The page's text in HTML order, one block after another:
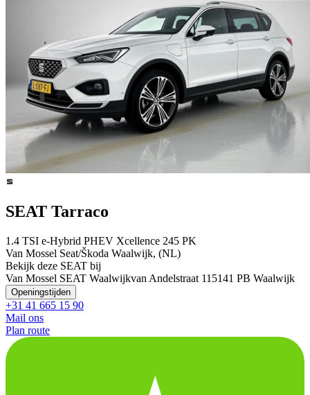
SEAT Tarraco
1.4 TSI e-Hybrid PHEV Xcellence 245 PK
Van Mossel Seat/Škoda Waalwijk, (NL)
Bekijk deze SEAT bij
Van Mossel SEAT Waalwijkvan Andelstraat 11 5141 PB Waalwijk
Openingstijden
+31 41 665 15 90
Mail ons
Plan route